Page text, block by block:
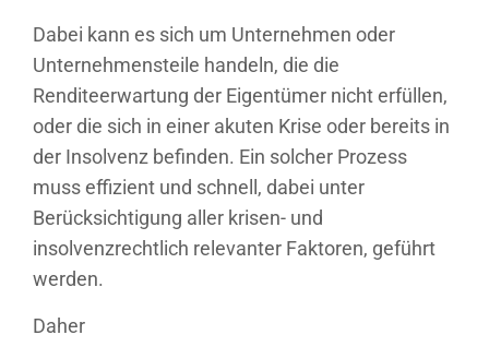
Dabei kann es sich um Unternehmen oder
Unternehmensteile handeln, die die
Renditeerwartung der Eigentümer nicht erfüllen,
oder die sich in einer akuten Krise oder bereits in
der Insolvenz befinden. Ein solcher Prozess
muss effizient und schnell, dabei unter
Berücksichtigung aller krisen- und
insolvenzrechtlich relevanter Faktoren, geführt
werden.
Daher